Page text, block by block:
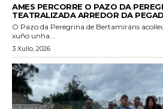
AMES PERCORRE O PAZO DA
TEATRALIZADA ARREDOR DA
O Pazo da Peregrina de Bertamiráns
xuño unha...
3 Xullo, 2026